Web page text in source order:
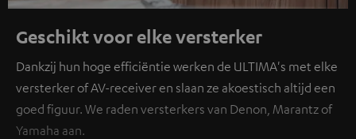
Geschikt voor elke versterker
Dankzij hun hoge efficiëntie werken de ULTIMA's met elke
versterker of AV-receiver en slaan ze akoestisch altijd een
goed figuur. We raden versterkers van Denon, Marantz of
Yamaha aan.